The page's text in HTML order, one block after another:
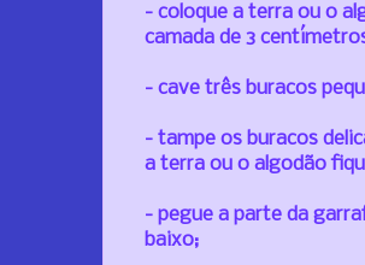
- coloque a terra ou o
camada de 3
- cave três buracos
- tampe os buracos
a terra ou o algodão
- pegue a parte da
baixo;